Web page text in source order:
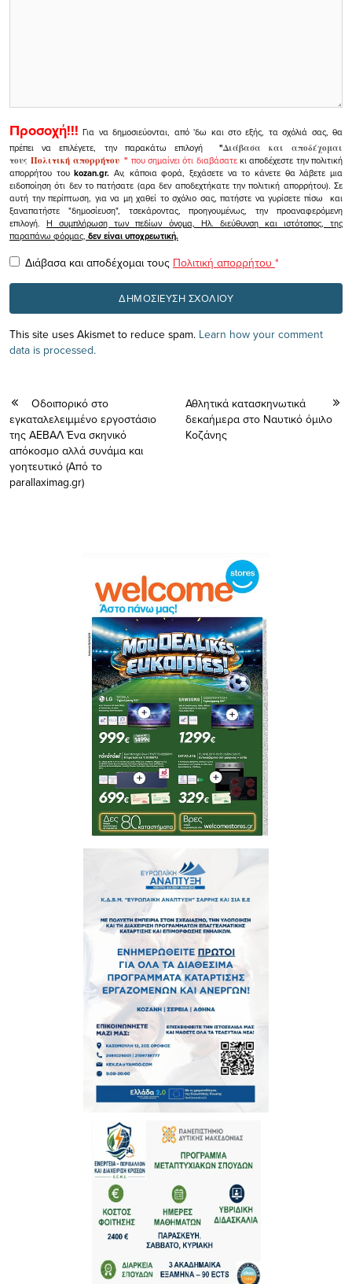
Προσοχή!!! Για να δημοσιεύονται, από 'δω και στο εξής, τα σχόλιά σας, θα
πρέπει να επιλέγετε, την παρακάτω επιλογή
"Διάβασα και αποδέχομαι
τουςΠολιτική απορρήτου" που σημαίνει ότι διαβάσατεκι αποδέχεστε την πολιτική
απορρήτου τουkozan.gr. Αν, κάποια φορά, ξεχάσετε να το κάνετε θα λάβετε μια
ειδοποίηση ότι δεν το πατήσατε (αρα δεν αποδεχτήκατε την πολιτική απορρήτου). Σε
αυτή την περίπτωση, για να μη χαθεί το σχόλιο σας, πατήστε να γυρίσετε πίσω και
ξαναπατήστε "δημοσίευση", τσεκάροντας, προηγουμένως, την προαναφερόμενη
επιλογή.Η συμπλήρωση των πεδίων όνομα, Ηλ. διεύθυνση και ιστότοπος, της
παραπάνω φόρμας, δεν είναι υποχρεωτική.
Διάβασα και αποδέχομαι τους Πολιτική απορρήτου *
This site uses Akismet to reduce spam. Learn how your comment
data is processed.
Oδοιπορικό στο
εγκαταλελειμμένο εργοστάσιο
της ΑΕΒΑΛ Ένα σκηνικό
απόκοσμο αλλά συνάμα και
γοητευτικό (Από το
parallaximag.gr)
Αθλητικά κατασκηνωτικά
δεκαήμερα στο Ναυτικό όμιλο
Κοζάνης